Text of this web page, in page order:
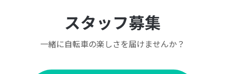
スタッフ募集
一緒に自転車の楽しさを届けませんか？